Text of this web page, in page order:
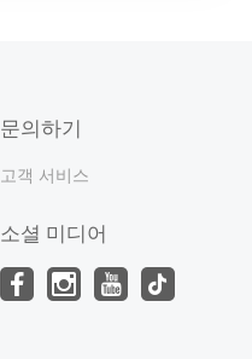
문의하기
고객 서비스
소셜 미디어